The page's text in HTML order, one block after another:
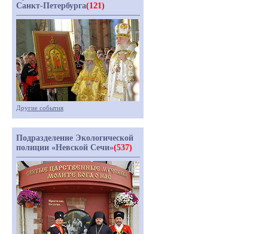
Санкт-Петербурга(121)
Другие события
Подразделение Экологической
полиции «Невской Сечи»(537)